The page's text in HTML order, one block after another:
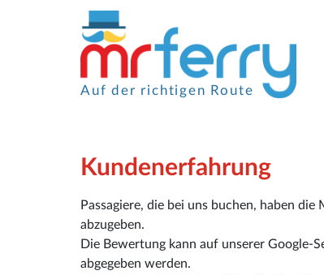
Auf der richtigen Route
Kundenerfahrung
Passagiere, die bei uns buchen, haben
abzugeben.
Die Bewertung kann auf unserer
abgegeben werden.